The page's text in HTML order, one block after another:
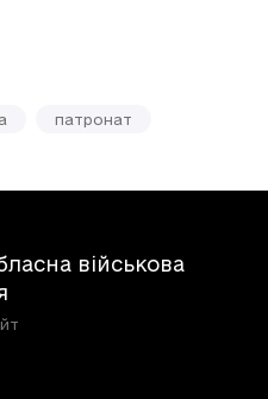
патронат
військова